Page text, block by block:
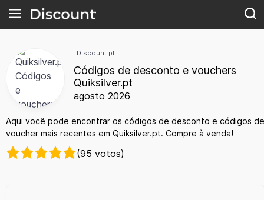
Discount.pt
Códigos de desconto e vouchers
Quiksilver.pt
agosto 2026
Aqui você pode encontrar os códigos de desconto e códigos de
voucher mais recentes em Quiksilver.pt. Compre à venda!
(95 votos)